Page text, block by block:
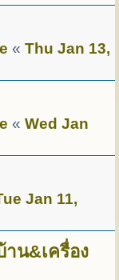
« Thu Jan 13,
« Wed Jan
Jan 11,
น&เครื่อง